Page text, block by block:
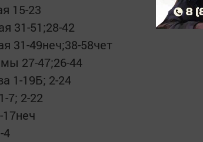
15-23
31-51;28-42
31-49неч;38-58чет
27-47;26-44
1-19Б; 2-24
7; 2-22
4